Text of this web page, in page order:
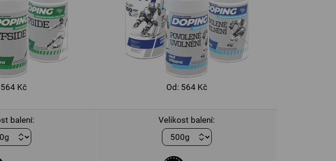
564 Kč
balení:
Od: 564 Kč
Velikost balení: